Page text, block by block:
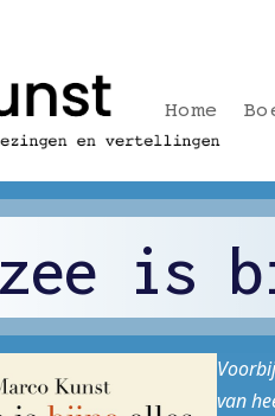
Home
zee is
van